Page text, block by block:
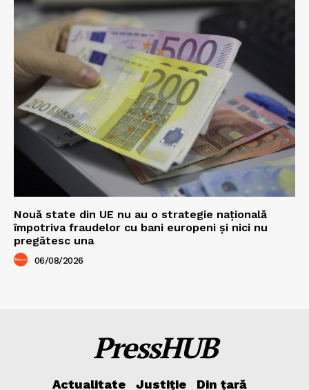
Nouă state din UE nu au o strategie națională
împotriva fraudelor cu bani europeni și nici nu
pregătesc una
06/08/2026
PressHUB
Actualitate Justiție
Din țară